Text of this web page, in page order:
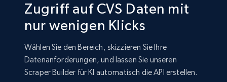
Zugriff auf CVS Daten mit
nur wenigen Klicks
Wählen Sie den Bereich, skizzieren Sie Ihre
Datenanforderungen, und lassen Sie unseren
Scraper Builder für KI automatisch die API erstellen.